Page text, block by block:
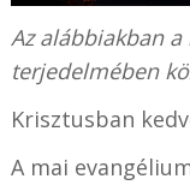
Az alábbiakban
terjedelmében
Krisztusban
A mai